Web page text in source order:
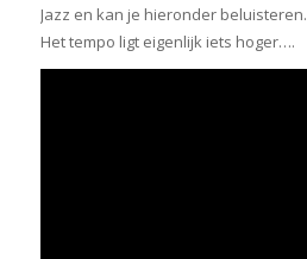
Jazz en kan je hieronder beluisteren.
Het tempo ligt eigenlijk iets hoger….